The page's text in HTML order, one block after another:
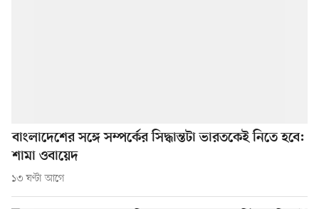
বাংলাদেশের সঙ্গে সম্পর্কের সিদ্ধান্তটা ভারতকেই নিতে হবে:
শামা ওবায়েদ
১৩ ঘণ্টা আগে